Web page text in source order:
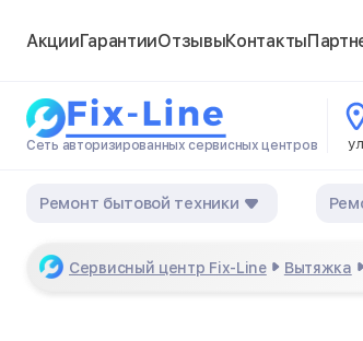
АкцииГарантииОтзывыКонтакты
Сеть авторизированных сервисных центров
Ремонт бытовой техники
Сервисный центр Fix-Line Вытяжка